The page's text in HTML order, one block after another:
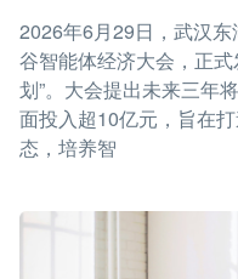
2026年6月29日，武汉
谷智能体经济大会，正
划”。大会提出未来三年
面投入超10亿元，旨在
态，培养智